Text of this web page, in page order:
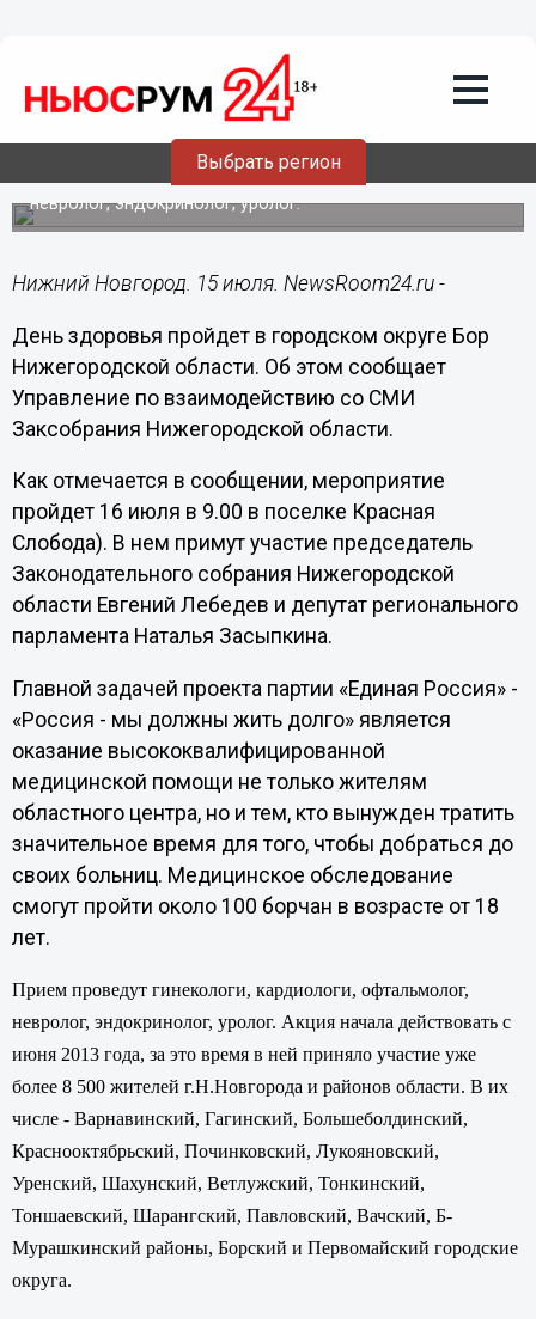
Выбрать регион
День здоровья пройдет 16 июля в
городском округе Бор Нижегородской
области
Прием проведут гинекологи, кардиологи, офтальмолог,
невролог, эндокринолог, уролог.
Нижний Новгород. 15 июля. NewsRoom24.ru -
День здоровья пройдет в городском округе Бор
Нижегородской области. Об этом сообщает
Управление по взаимодействию со СМИ
Заксобрания Нижегородской области.
Как отмечается в сообщении, мероприятие
пройдет 16 июля в 9.00 в поселке Красная
Слобода). В нем примут участие председатель
Законодательного собрания Нижегородской
области Евгений Лебедев и депутат регионального
парламента Наталья Засыпкина.
Главной задачей проекта партии «Единая Россия» -
«Россия - мы должны жить долго» является
оказание высококвалифицированной
медицинской помощи не только жителям
областного центра, но и тем, кто вынужден тратить
значительное время для того, чтобы добраться до
своих больниц. Медицинское обследование
смогут пройти около 100 борчан в возрасте от 18
лет.
Прием проведут гинекологи, кардиологи, офтальмолог,
невролог, эндокринолог, уролог. Акция начала действовать с
июня 2013 года, за это время в ней приняло участие уже
более 8 500 жителей г.Н.Новгорода и районов области. В их
числе - Варнавинский, Гагинский, Большеболдинский,
Краснооктябрьский, Починковский, Лукояновский,
Уренский, Шахунский, Ветлужский, Тонкинский,
Тоншаевский, Шарангский, Павловский, Вачский, Б-
Мурашкинский районы, Борский и Первомайский городские
округа.